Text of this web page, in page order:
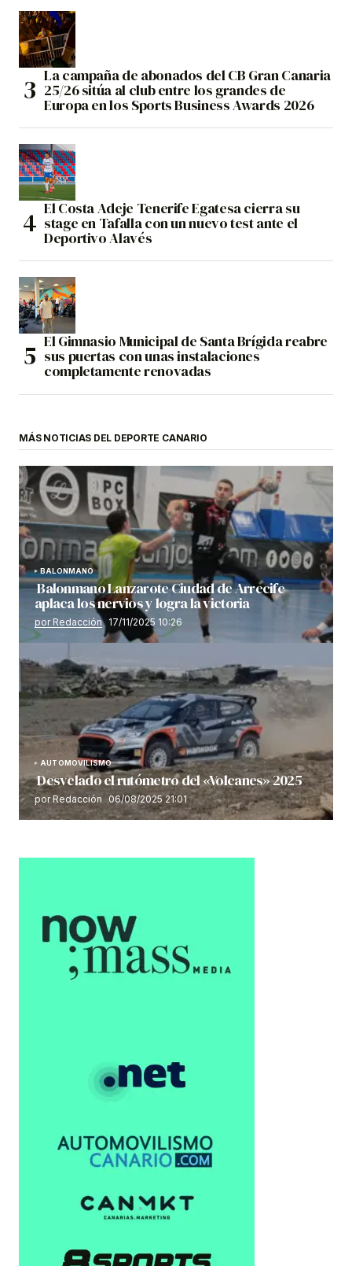
La campaña de abonados del CB Gran Canaria
25/26 sitúa al club entre los grandes de
Europa en los Sports Business Awards 2026
El Costa Adeje Tenerife Egatesa cierra su
stage en Tafalla con un nuevo test ante el
Deportivo Alavés
El Gimnasio Municipal de Santa Brígida reabre
sus puertas con unas instalaciones
completamente renovadas
MÁS NOTICIAS DEL DEPORTE CANARIO
BALONMANO
Balonmano Lanzarote Ciudad de Arrecife
aplaca los nervios y logra la victoria
por Redacción 17/11/2025 10:26
AUTOMOVILISMO
Desvelado el rutómetro del «Volcanes» 2025
por Redacción 06/08/2025 21:01